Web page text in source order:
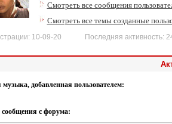
Смотреть все сообщения
Смотреть все темы созданные
10-09-20 Последняя активность:
музыка, добавленная пользователем:
сообщения с форума: